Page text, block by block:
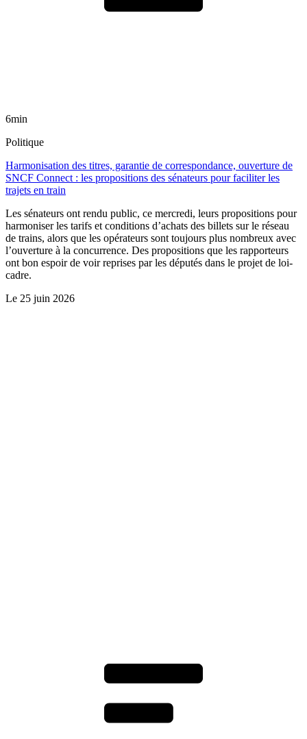
6min
Politique
Harmonisation des titres, garantie de correspondance, ouverture de
SNCF Connect : les propositions des sénateurs pour faciliter les
trajets en train
Les sénateurs ont rendu public, ce mercredi, leurs propositions pour
harmoniser les tarifs et conditions d’achats des billets sur le réseau
de trains, alors que les opérateurs sont toujours plus nombreux avec
l’ouverture à la concurrence. Des propositions que les rapporteurs
ont bon espoir de voir reprises par les députés dans le projet de loi-
cadre.
Le 25 juin 2026